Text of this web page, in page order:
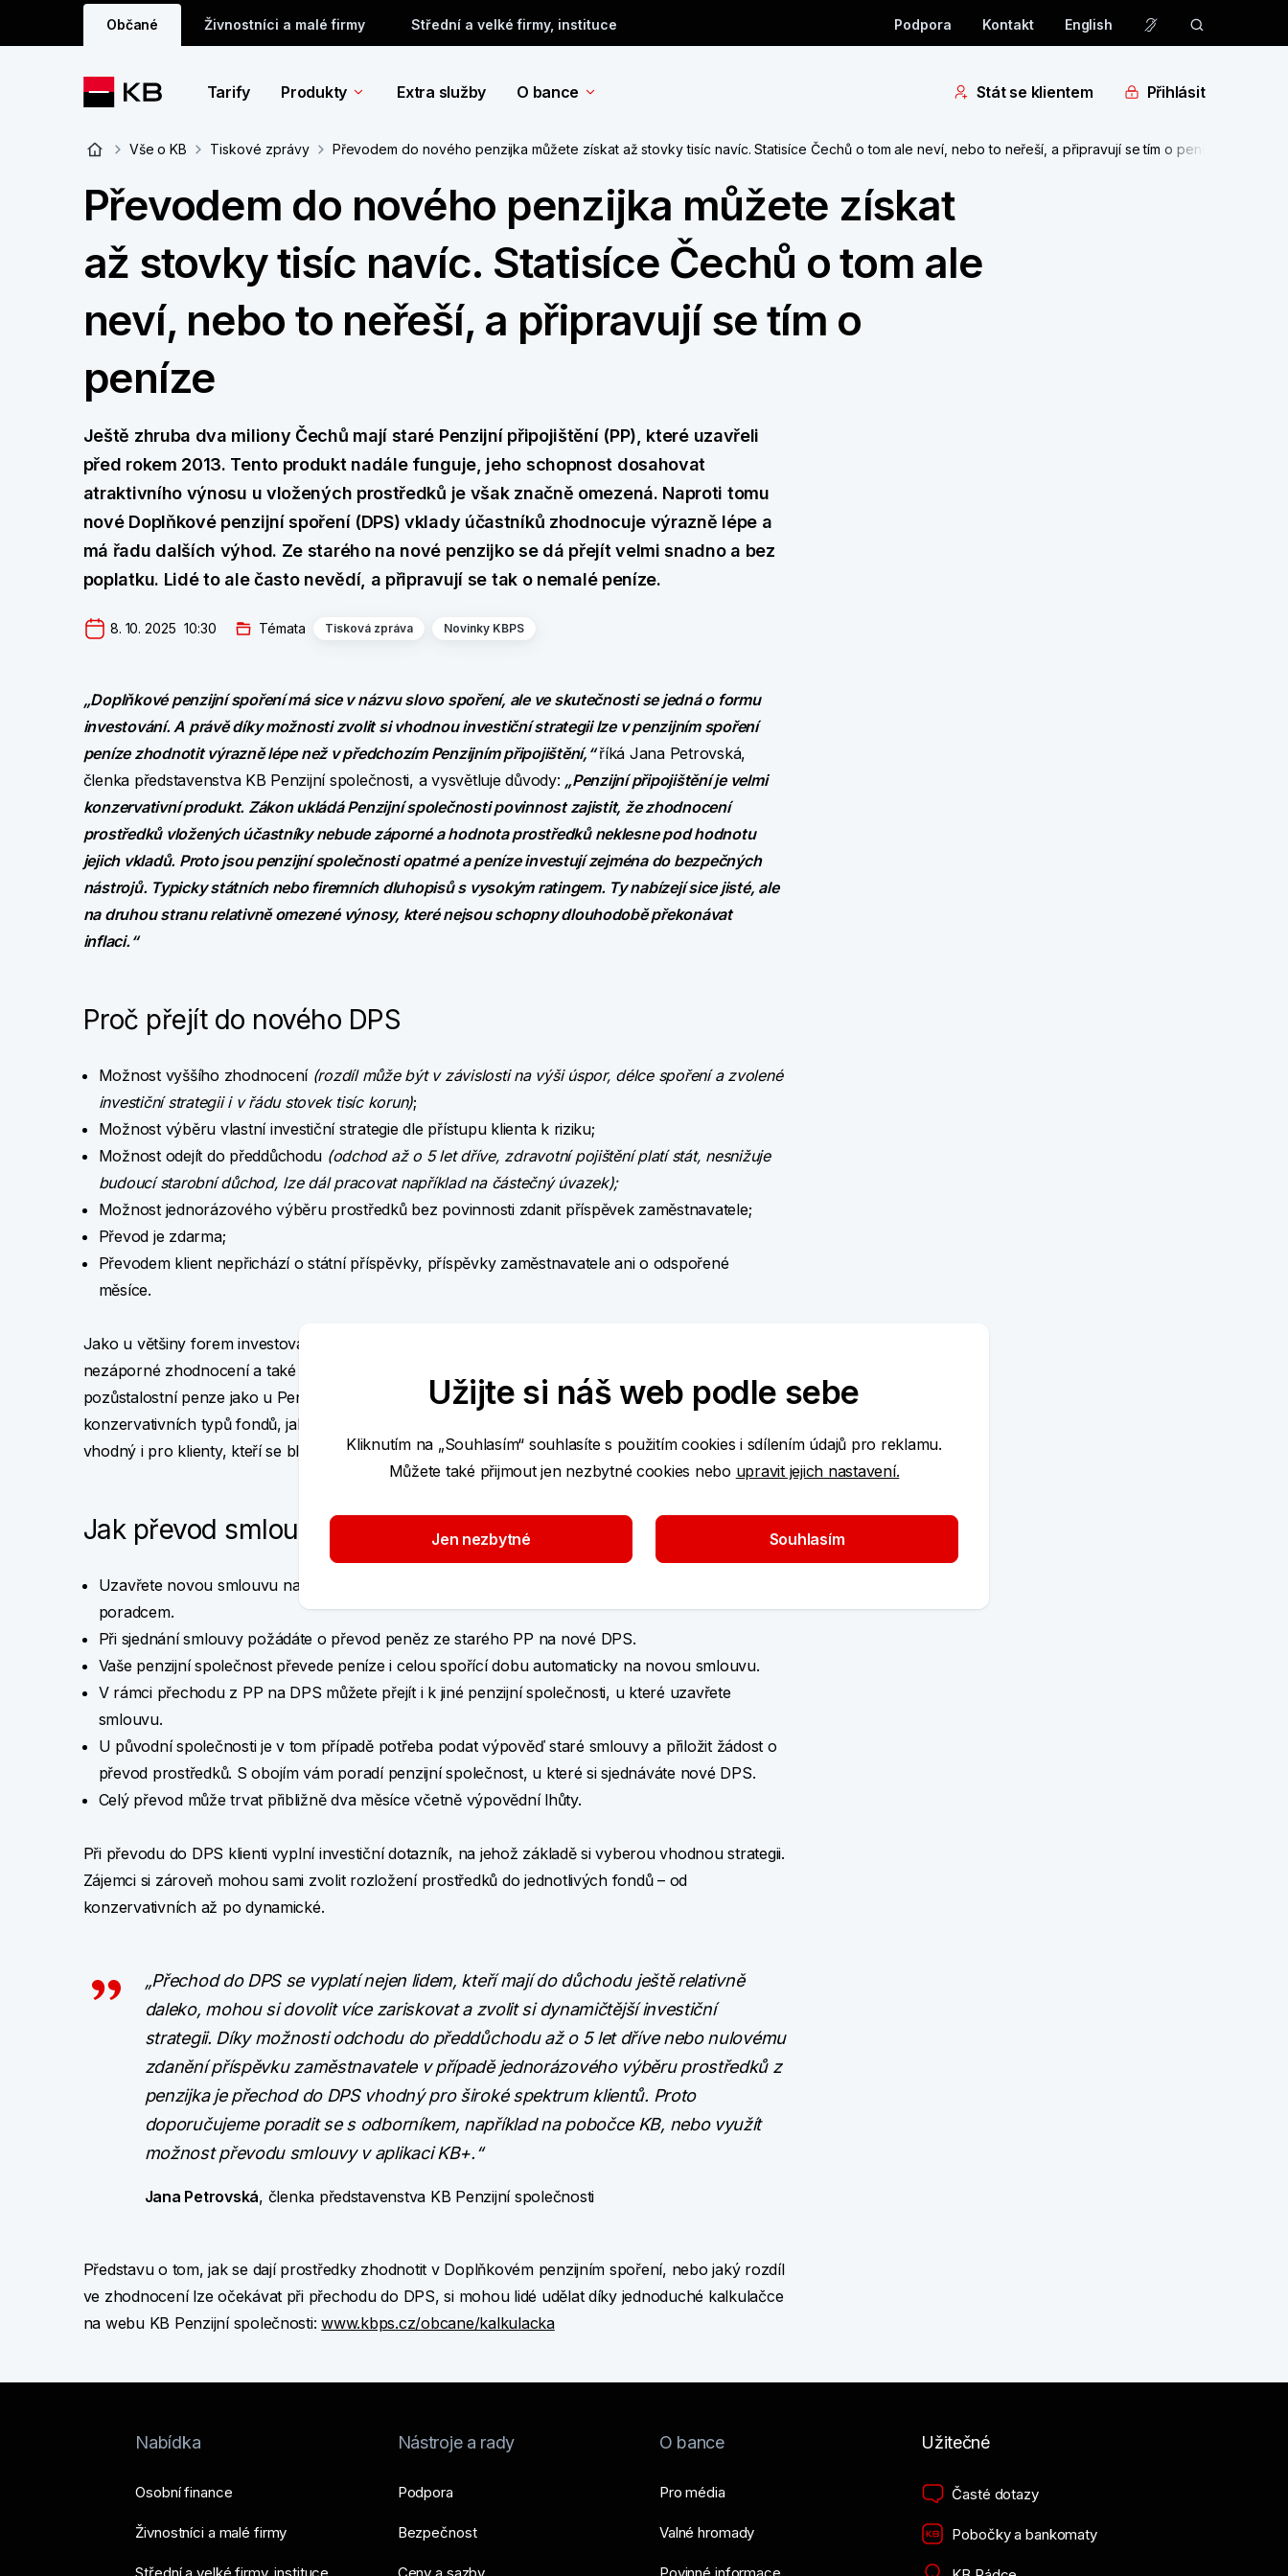
Občané Živnostníci a malé firmy Střední a velké firmy, instituce Podpora Kontakt English
Tarify Produkty Extra služby O bance Stát se klientem Přihlásit
Vše o KB Tiskové zprávy Převodem do nového penzijka můžete získat až stovky tisíc navíc. Statisíce Čechů o tom ale neví, nebo to neřeší, a připravují se tím o peníze
Převodem do nového penzijka můžete získat
až stovky tisíc navíc. Statisíce Čechů o tom ale
neví, nebo to neřeší, a připravují se tím o
peníze
Ještě zhruba dva miliony Čechů mají staré Penzijní připojištění (PP), které uzavřeli
před rokem 2013. Tento produkt nadále funguje, jeho schopnost dosahovat
atraktivního výnosu u vložených prostředků je však značně omezená. Naproti tomu
nové Doplňkové penzijní spoření (DPS) vklady účastníků zhodnocuje výrazně lépe a
má řadu dalších výhod. Ze starého na nové penzijko se dá přejít velmi snadno a bez
poplatku. Lidé to ale často nevědí, a připravují se tak o nemalé peníze.
8. 10. 2025  10:30 Témata Tisková zpráva Novinky KBPS
„Doplňkové penzijní spoření má sice v názvu slovo spoření, ale ve skutečnosti se jedná o formu
investování. A právě díky možnosti zvolit si vhodnou investiční strategii lze v penzijním spoření
peníze zhodnotit výrazně lépe než v předchozím Penzijním připojištění,“říká Jana Petrovská,
členka představenstva KB Penzijní společnosti, a vysvětluje důvody: „Penzijní připojištění je velmi
konzervativní produkt. Zákon ukládá Penzijní společnosti povinnost zajistit, že zhodnocení
prostředků vložených účastníky nebude záporné a hodnota prostředků neklesne pod hodnotu
jejich vkladů. Proto jsou penzijní společnosti opatrné a peníze investují zejména do bezpečných
nástrojů. Typicky státních nebo firemních dluhopisů s vysokým ratingem. Ty nabízejí sice jisté, ale
na druhou stranu relativně omezené výnosy, které nejsou schopny dlouhodobě překonávat
inflaci.“
Proč přejít do nového DPS
Možnost vyššího zhodnocení (rozdíl může být v závislosti na výši úspor, délce spoření a zvolené
investiční strategii i v řádu stovek tisíc korun);
Možnost výběru vlastní investiční strategie dle přístupu klienta k riziku;
Možnost odejít do předdůchodu (odchod až o 5 let dříve, zdravotní pojištění platí stát, nesnižuje
budoucí starobní důchod, lze dál pracovat například na částečný úvazek);
Možnost jednorázového výběru prostředků bez povinnosti zdanit příspěvek zaměstnavatele;
Převod je zdarma;
Převodem klient nepřichází o státní příspěvky, příspěvky zaměstnavatele ani o odspořené
měsíce.
Jako u většiny forem investování i tady je třeba počítat s určitým rizikem. Nové DPS negarantuje
nezáporné zhodnocení a také u něj není možnost vybírat prostředky formou výsluhové nebo
pozůstalostní penze jako u Penzijního připojištění. Přesto díky možnosti investovat i do
konzervativních typů fondů, jako například KB Peněžní účastnický fond, je přechod do DPS
vhodný i pro klienty, kteří se blíží důchodovému věku.
Jak převod smlouvy provést?
Uzavřete novou smlouvu na DPS – můžete to udělat online, v bance nebo s finančním
poradcem.
Při sjednání smlouvy požádáte o převod peněz ze starého PP na nové DPS.
Vaše penzijní společnost převede peníze i celou spořící dobu automaticky na novou smlouvu.
V rámci přechodu z PP na DPS můžete přejít i k jiné penzijní společnosti, u které uzavřete
smlouvu.
U původní společnosti je v tom případě potřeba podat výpověď staré smlouvy a přiložit žádost o
převod prostředků. S obojím vám poradí penzijní společnost, u které si sjednáváte nové DPS.
Celý převod může trvat přibližně dva měsíce včetně výpovědní lhůty.
Při převodu do DPS klienti vyplní investiční dotazník, na jehož základě si vyberou vhodnou strategii.
Zájemci si zároveň mohou sami zvolit rozložení prostředků do jednotlivých fondů – od
konzervativních až po dynamické.
„Přechod do DPS se vyplatí nejen lidem, kteří mají do důchodu ještě relativně
daleko, mohou si dovolit více zariskovat a zvolit si dynamičtější investiční
strategii. Díky možnosti odchodu do předdůchodu až o 5 let dříve nebo nulovému
zdanění příspěvku zaměstnavatele v případě jednorázového výběru prostředků z
penzijka je přechod do DPS vhodný pro široké spektrum klientů. Proto
doporučujeme poradit se s odborníkem, například na pobočce KB, nebo využít
možnost převodu smlouvy v aplikaci KB+.“
Jana Petrovská, členka představenstva KB Penzijní společnosti
Představu o tom, jak se dají prostředky zhodnotit v Doplňkovém penzijním spoření, nebo jaký rozdíl
ve zhodnocení lze očekávat při přechodu do DPS, si mohou lidé udělat díky jednoduché kalkulačce
na webu KB Penzijní společnosti:www.kbps.cz/obcane/kalkulacka
Nabídka
Osobní finance
Živnostníci a malé firmy
Nástroje a rady
Podpora
Bezpečnost
O bance
Pro média
Valné hromady
Užitečné
Časté dotazy
Pobočky a bankomaty
Užijte si náš web podle sebe
Kliknutím na „Souhlasím“ souhlasíte s použitím cookies i sdílením údajů pro reklamu.
Můžete také přijmout jen nezbytné cookies nebo upravit jejich nastavení.
Jen nezbytné Souhlasím